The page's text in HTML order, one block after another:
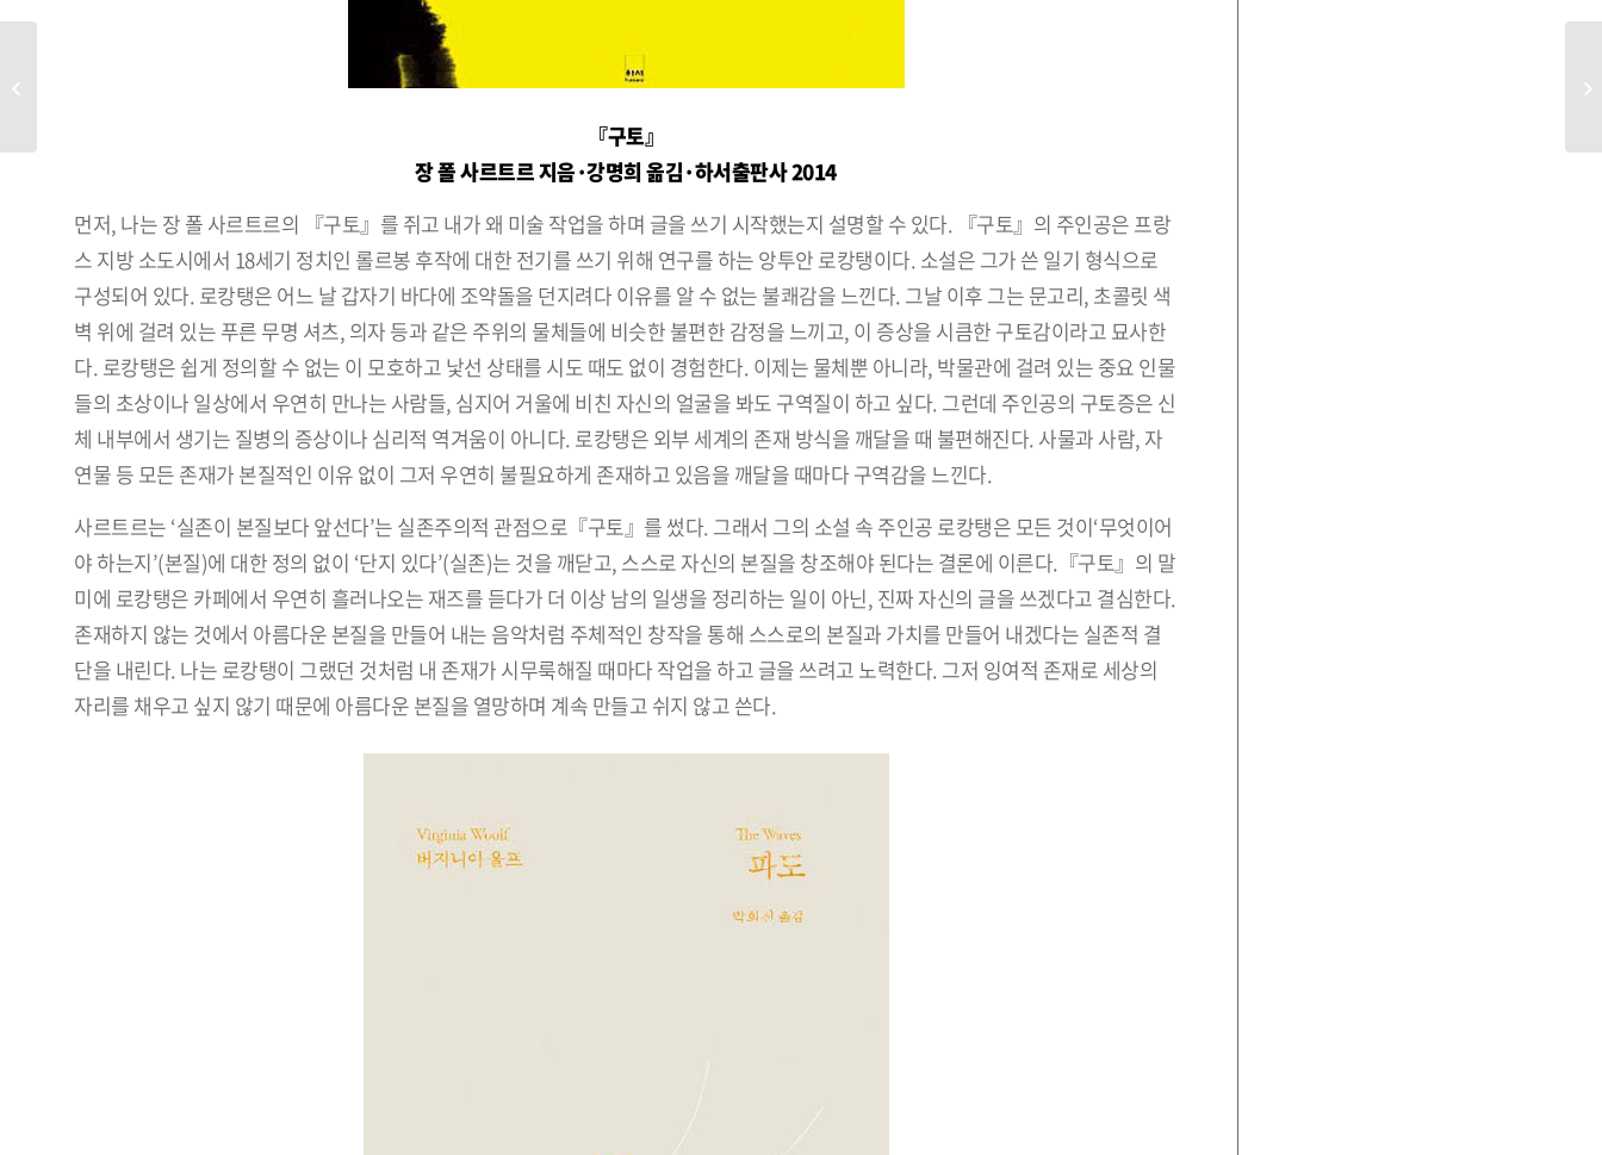
『구토』
장 폴 사르트르 지음·강명희 옮김·하서출판사 2014
먼저, 나는 장 폴 사르트르의 『구토』를 쥐고 내가 왜 미술 작업을 하며 글을 쓰기 시작했는지 설명할 수 있다. 『구토』의 주인공은 프랑
스 지방 소도시에서 18세기 정치인 롤르봉 후작에 대한 전기를 쓰기 위해 연구를 하는 앙투안 로캉탱이다. 소설은 그가 쓴 일기 형식으로
구성되어 있다. 로캉탱은 어느 날 갑자기 바다에 조약돌을 던지려다 이유를 알 수 없는 불쾌감을 느낀다. 그날 이후 그는 문고리, 초콜릿 색
벽 위에 걸려 있는 푸른 무명 셔츠, 의자 등과 같은 주위의 물체들에 비슷한 불편한 감정을 느끼고, 이 증상을 시큼한 구토감이라고 묘사한
다. 로캉탱은 쉽게 정의할 수 없는 이 모호하고 낯선 상태를 시도 때도 없이 경험한다. 이제는 물체뿐 아니라, 박물관에 걸려 있는 중요 인물
들의 초상이나 일상에서 우연히 만나는 사람들, 심지어 거울에 비친 자신의 얼굴을 봐도 구역질이 하고 싶다. 그런데 주인공의 구토증은 신
체 내부에서 생기는 질병의 증상이나 심리적 역겨움이 아니다. 로캉탱은 외부 세계의 존재 방식을 깨달을 때 불편해진다. 사물과 사람, 자
연물 등 모든 존재가 본질적인 이유 없이 그저 우연히 불필요하게 존재하고 있음을 깨달을 때마다 구역감을 느낀다.
사르트르는 ‘실존이 본질보다 앞선다’는 실존주의적 관점으로『구토』를 썼다. 그래서 그의 소설 속 주인공 로캉탱은 모든 것이‘무엇이어
야 하는지’(본질)에 대한 정의 없이 ‘단지 있다’(실존)는 것을 깨닫고, 스스로 자신의 본질을 창조해야 된다는 결론에 이른다.『구토』의 말
미에 로캉탱은 카페에서 우연히 흘러나오는 재즈를 듣다가 더 이상 남의 일생을 정리하는 일이 아닌, 진짜 자신의 글을 쓰겠다고 결심한다.
존재하지 않는 것에서 아름다운 본질을 만들어 내는 음악처럼 주체적인 창작을 통해 스스로의 본질과 가치를 만들어 내겠다는 실존적 결
단을 내린다. 나는 로캉탱이 그랬던 것처럼 내 존재가 시무룩해질 때마다 작업을 하고 글을 쓰려고 노력한다. 그저 잉여적 존재로 세상의
자리를 채우고 싶지 않기 때문에 아름다운 본질을 열망하며 계속 만들고 쉬지 않고 쓴다.